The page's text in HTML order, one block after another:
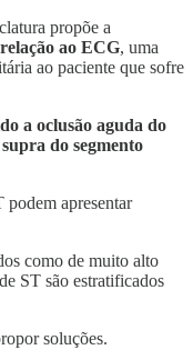
propõe a
ao ECG, uma
ao paciente que sofre
a oclusão aguda do
do segmento
apresentar
como de muito alto
ST são estratificados
soluções.